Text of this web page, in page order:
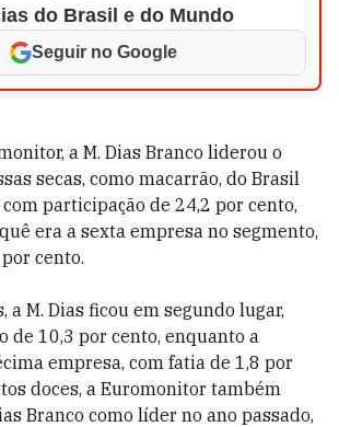
do Brasil e do Mundo
Seguir no Google
a M. Dias Branco liderou o
secas, como macarrão, do Brasil
participação de 24,2 por cento,
era a sexta empresa no segmento,
cento.
a M. Dias ficou em segundo lugar,
de 10,3 por cento, enquanto a
empresa, com fatia de 1,8 por
doces, a Euromonitor também
Branco como líder no ano passado,